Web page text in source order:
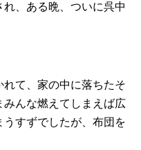
、ある晩、ついに呉中
て、家の中に落ちたそ
んな燃えてしまえば広
すずでしたが、布団を